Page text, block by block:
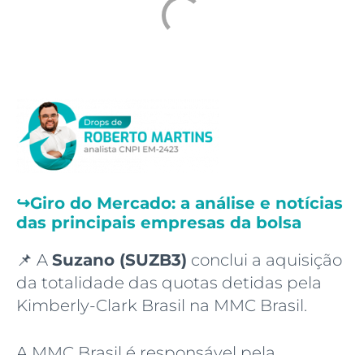
↪️Giro do Mercado: a análise e notícias
das principais empresas da bolsa
📌 A Suzano (SUZB3) conclui a aquisição
da totalidade das quotas detidas pela
Kimberly-Clark Brasil na MMC Brasil.